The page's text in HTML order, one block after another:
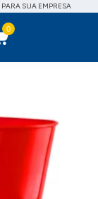
PARA SUA EMPRESA
0